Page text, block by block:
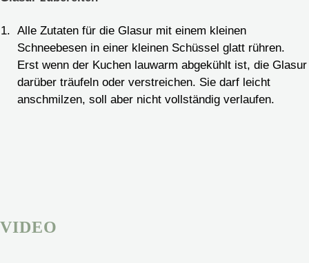
Alle Zutaten für die Glasur mit einem kleinen
Schneebesen in einer kleinen Schüssel glatt rühren.
Erst wenn der Kuchen lauwarm abgekühlt ist, die Glasur
darüber träufeln oder verstreichen. Sie darf leicht
anschmilzen, soll aber nicht vollständig verlaufen.
VIDEO